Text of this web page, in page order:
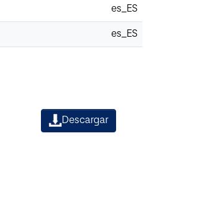
es_ES
es_ES
Descargar